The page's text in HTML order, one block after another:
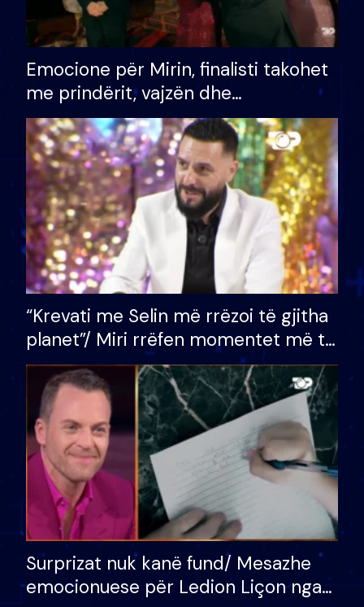
Emocione për Mirin, finalisti takohet
me prindërit, vajzën dhe
bashkëshorten: S’kemi ndonjë letër
divorci apo jo?
“Krevati me Selin më rrëzoi të gjitha
planet”/ Miri rrëfen momentet më të
bukura në shtëpinë e BB VIP: Do më
mungojë zilja e mëngjesit kur…
Surprizat nuk kanë fund/ Mesazhe
emocionuese për Ledion Liçon nga